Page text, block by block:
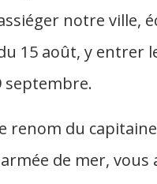
notre ville,
15 août, y entrer
septembre.
renom du
de mer, vous